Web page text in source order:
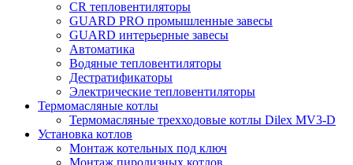
CR тепловентиляторы
GUARD PRO промышленные завесы
GUARD интерьерные завесы
Автоматика
Водяные тепловентиляторы
Дестратификаторы
Электрические тепловентиляторы
Термомасляные котлы
Термомасляные трехходовые котлы Dilex MV3-D
Установка котлов
Монтаж котельных под ключ
Монтаж пиролизных котлов